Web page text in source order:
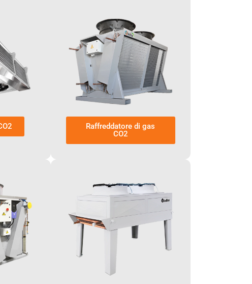
Raffreddatore di gas
CO2